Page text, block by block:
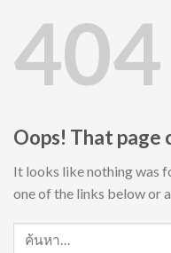
404
Oops! That page
It looks like nothing was
one of the links below or